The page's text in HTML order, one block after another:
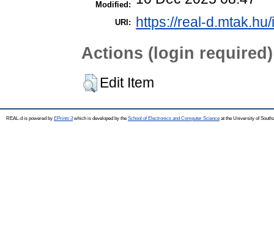
Modified:
URI: https://real-
Actions (login required)
Edit Item
REAL-d is powered by EPrints 3which is developed by the School of Electronics and Computer Science at the University of